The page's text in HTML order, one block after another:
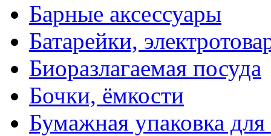
Барные аксессуары
Батарейки,
Биоразлагаемая посуда
Бочки, ёмкости
Бумажная упаковка